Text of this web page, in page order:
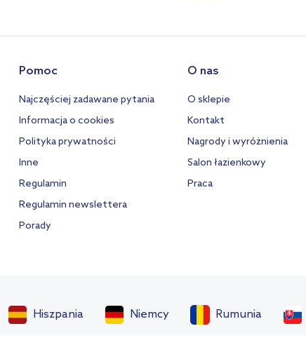
Hiszpania Niemcy Rumunia
Pomoc
Najczęściej zadawane pytania
Informacja o cookies
Polityka prywatności
Inne
Regulamin
Regulamin newslettera
Porady
O nas
O sklepie
Kontakt
Nagrody i wyróżnienia
Salon łazienkowy
Praca